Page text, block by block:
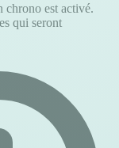
chrono est activé.
qui seront